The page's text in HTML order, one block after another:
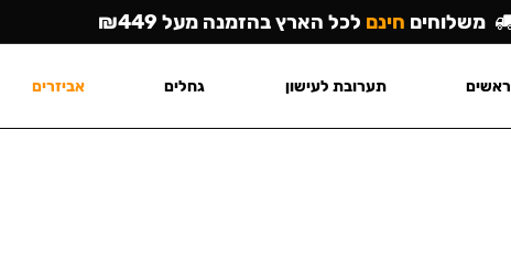
משלוחים חינם לכל הארץ בהזמנה מעל ₪449
ראשים תערובת לעישון גחלים אביזרים